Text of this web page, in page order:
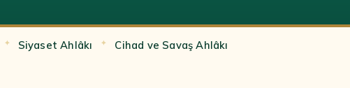
Siyaset Ahlâkı Cihad ve Savaş Ahlâkı